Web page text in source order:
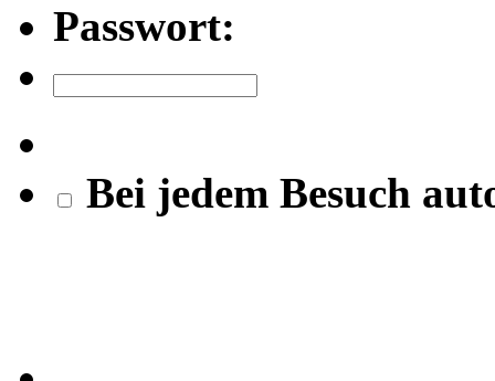
Passwort:
Bei jedem Besuch